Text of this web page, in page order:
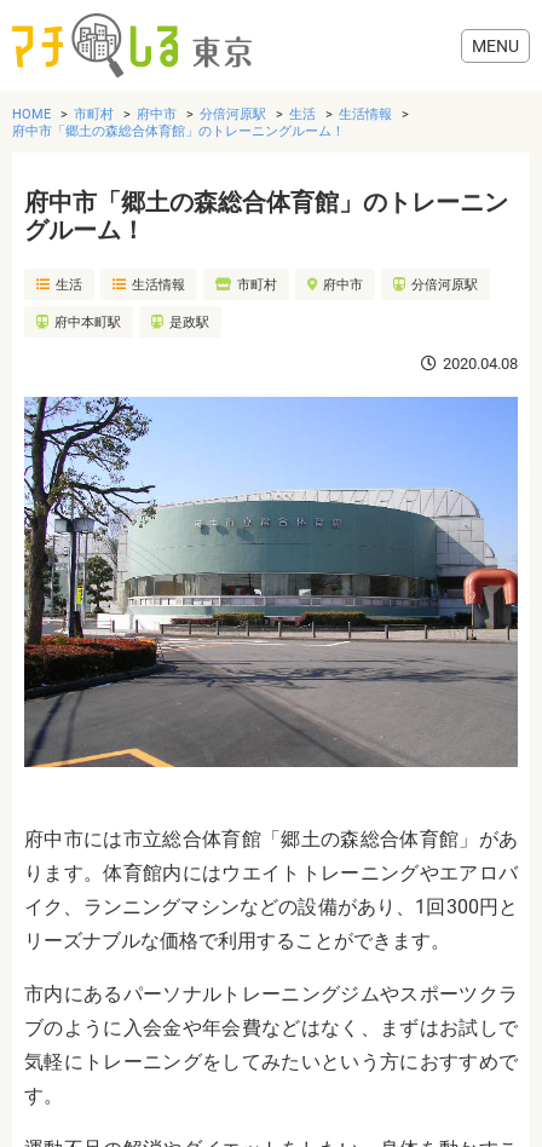
グルメ
美容・健康
おでかけ
生活
HOME 市町村 府中市 分倍河原駅 生活
生活情報
府中市「郷土の森総合体育館」のトレーニングルーム！
府中市「郷土の森総合体育館」のトレーニン
グルーム！
生活 生活情報 市町村 府中市 分倍河原駅
府中本町駅 是政駅
2020.04.08
府中市には市立総合体育館「郷土の森総合体育館」があ
ります。体育館内にはウエイトトレーニングやエアロバ
イク、ランニングマシンなどの設備があり、1回300円と
リーズナブルな価格で利用することができます。
市内にあるパーソナルトレーニングジムやスポーツクラ
ブのように入会金や年会費などはなく、まずはお試しで
気軽にトレーニングをしてみたいという方におすすめで
す。